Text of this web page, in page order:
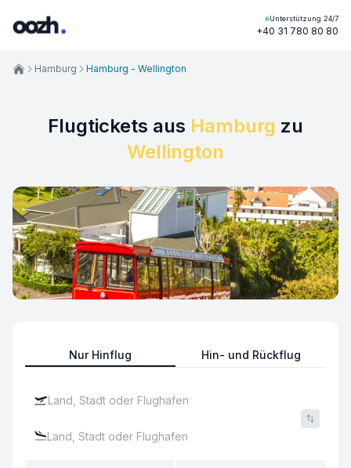
Unterstützung 24/7
+40 31 780 80 80
Flugtickets aus Hamburg zu
Wellington
Nur Hinflug Hin- und Rückflug
Hamburg Hamburg - Wellington